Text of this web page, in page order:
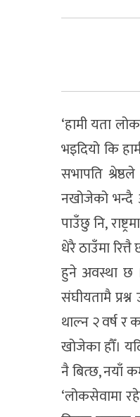
‘हामी यता
भइदियो कि
सभापति
नखोजेको भन्दै
पाउँछु नि,
धेरै ठाउँमा
हुने अवस्था छ
संघीयतामै
थाल्न २ वर्ष र
खोजेका हौँ।
नै बित्छ, नयाँ
‘लोकसेवामा